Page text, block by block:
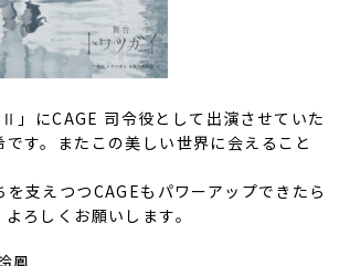
Ⅱ」にCAGE 司令役として出演させていた
す。またこの美しい世界に会えること
を支えつつCAGEもパワーアップできたら
ろしくお願いします。
鳳